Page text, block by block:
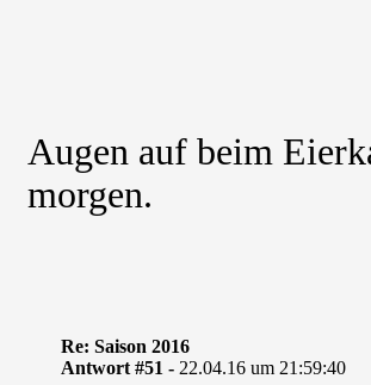
Augen auf beim
morgen.
Re: Saison 2016
Antwort #51 - 22.04.16 um 21:59:40